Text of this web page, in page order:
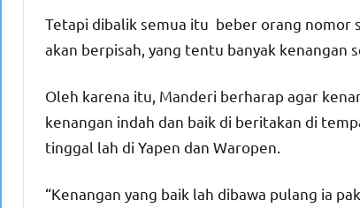
Tetapi dibalik semua itu beber orang nomor
akan berpisah, yang tentu banyak kenangan
Oleh karena itu, Manderi berharap agar
kenangan indah dan baik di beritakan di
tinggal lah di Yapen dan Waropen.
“Kenangan yang baik lah dibawa pulang ia